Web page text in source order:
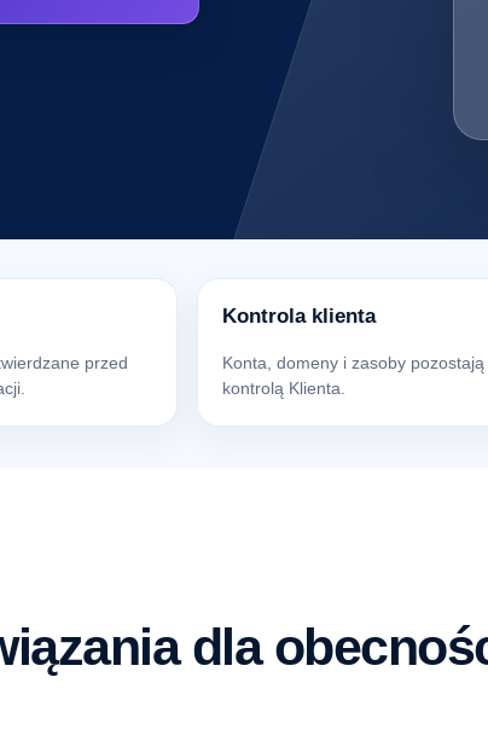
przed
Kontrola klienta
Konta, domeny i zasoby pozostają
kontrolą Klienta.
dla